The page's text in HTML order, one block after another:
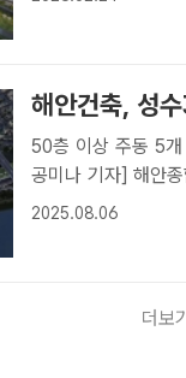
해안건축, 성
50층 이상 주동 5개 배치…심
공미나 기자] 해안
략정비구역 3지구(
2025.08.06
더보